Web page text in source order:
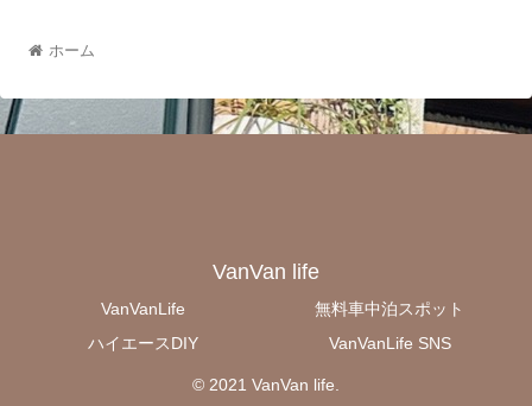
ホーム
VanVan life
VanVanLife
無料車中泊スポット
ハイエースDIY
VanVanLife SNS
© 2021 VanVan life.